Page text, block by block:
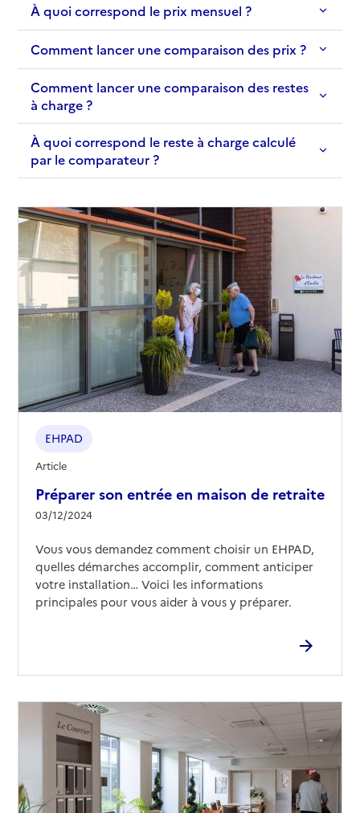
À quoi correspond le prix mensuel ?
Comment lancer une comparaison des prix ?
Comment lancer une comparaison des restes
à charge ?
À quoi correspond le reste à charge calculé
par le comparateur ?
Préparer son entrée en maison de retraite
03/12/2024
EHPAD
Article
Vous vous demandez comment choisir un EHPAD,
quelles démarches accomplir, comment anticiper
votre installation… Voici les informations
principales pour vous aider à vous y préparer.